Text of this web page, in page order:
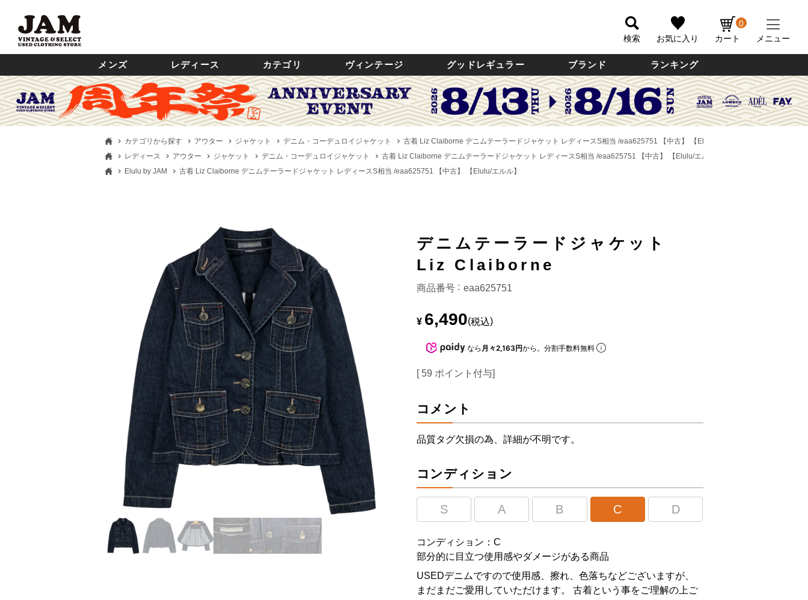
検索 お気に入り カート
0
メニュー
メンズ レディース カテゴリ ヴィンテージ グッドレギュラー ブランド ランキング
カテゴリから探す アウター ジャケット デニム・コーデュロイジャケット 古着 Liz Claiborne デニムテーラードジャケット レディースS相当 /eaa625751 【中古】
【Elulu/エルル】
レディース
アウター ジャケット デニム・コーデュロイジャケット 古着 Liz Claiborne デニムテーラードジャケット レディースS相当 /eaa625751 【中古】
【Elulu/エルル】
Elulu by JAM
古着 Liz Claiborne デニムテーラードジャケット レディースS相当 /eaa625751 【中古】 【Elulu/エルル】
デニムテーラードジャケット
Liz Claiborne
商品番号 eaa625751
¥ 6,490 税込
なら 月々2,163円から。分割手数料無料
[ 59 ポイント付与]
コメント
品質タグ欠損の為、詳細が不明です。
コンディション
S A B C D
コンディション：C
部分的に目立つ使用感やダメージがある商品
USEDデニムですので使用感、擦れ、色落ちなどございますが、
まだまだご愛用していただけます。 古着という事をご理解の上ご